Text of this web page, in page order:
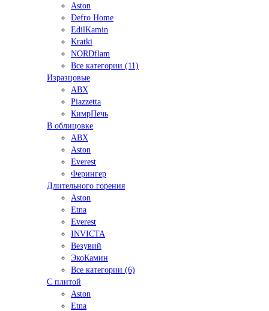
Aston
Defro Home
EdilKamin
Kratki
NORDflam
Все категории (11)
Изразцовые
ABX
Piazzetta
КимрПечь
В облицовке
ABX
Aston
Everest
Ферингер
Длительного горения
Aston
Etna
Everest
INVICTA
Везувий
ЭкоКамин
Все категории (6)
С плитой
Aston
Etna